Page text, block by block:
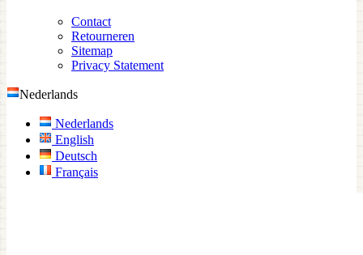
Contact
Retourneren
Sitemap
Privacy Statement
Nederlands
Nederlands
English
Deutsch
Français